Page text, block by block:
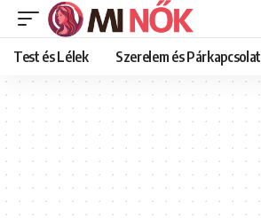
Test és Lélek Szerelem és Párkapcsolat